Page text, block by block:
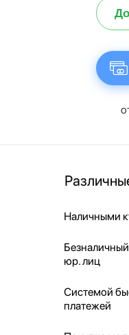
Наличными
юр. лиц
Системой
платежей